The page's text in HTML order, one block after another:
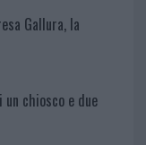
Gallura, la
chiosco e due